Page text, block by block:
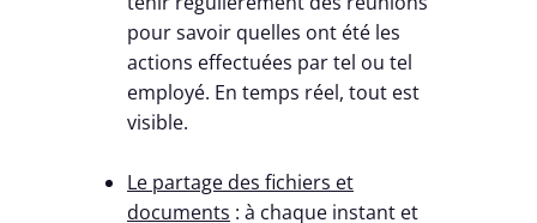
pour savoir quelles ont été les
actions effectuées par tel ou tel
employé. En temps réel, tout est
visible.
Le partage des fichiers et
documents : à chaque instant et